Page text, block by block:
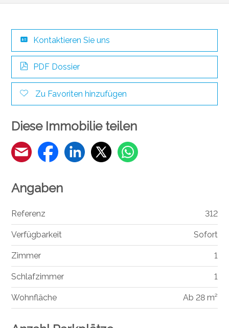
Kontaktieren Sie uns
PDF Dossier
Zu Favoriten hinzufügen
Diese Immobilie teilen
Angaben
Referenz 312
Verfügbarkeit Sofort
Zimmer 1
Schlafzimmer 1
Wohnfläche Ab 28 m²